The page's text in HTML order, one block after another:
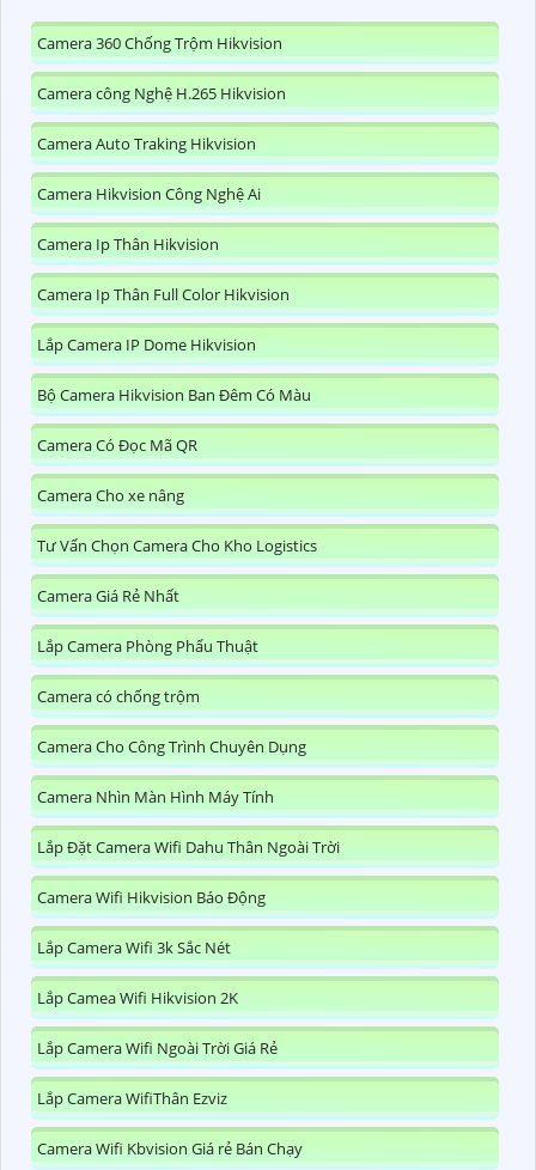
Camera 360 Chống Trộm Hikvision
Camera công Nghệ H.265 Hikvision
Camera Auto Traking Hikvision
Camera Hikvision Công Nghệ Ai
Camera Ip Thân Hikvision
Camera Ip Thân Full Color Hikvision
Lắp Camera IP Dome Hikvision
Bộ Camera Hikvision Ban Đêm Có Màu
Camera Có Đọc Mã QR
Camera Cho xe nâng
Tư Vấn Chọn Camera Cho Kho Logistics
Camera Giá Rẻ Nhất
Lắp Camera Phòng Phẩu Thuật
Camera có chống trộm
Camera Cho Công Trình Chuyên Dụng
Camera Nhìn Màn Hình Máy Tính
Lắp Đặt Camera Wifi Dahu Thân Ngoài Trời
Camera Wifi Hikvision Báo Động
Lắp Camera Wifi 3k Sắc Nét
Lắp Camea Wifi Hikvision 2K
Lắp Camera Wifi Ngoài Trời Giá Rẻ
Lắp Camera WifiThân Ezviz
Camera Wifi Kbvision Giá rẻ Bán Chạy